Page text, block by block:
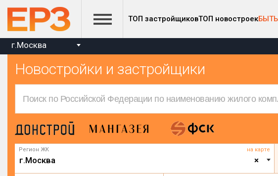
ТОП застройщиковТОП новостроек
г.Москва
Новостройки и застройщики
Регион ЖК на карте
×
г.Москва